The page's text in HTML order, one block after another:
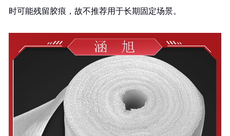
时可能残留胶痕，故不推荐用于长期固定场景。